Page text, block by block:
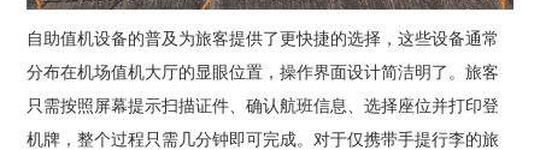
自助值机设备的普及为旅客提供了更快捷的选择，这些设备通常
分布在机场值机大厅的显眼位置，操作界面设计简洁明了。旅客
只需按照屏幕提示扫描证件、确认航班信息、选择座位并打印登
机牌，整个过程只需几分钟即可完成。对于仅携带手提行李的旅